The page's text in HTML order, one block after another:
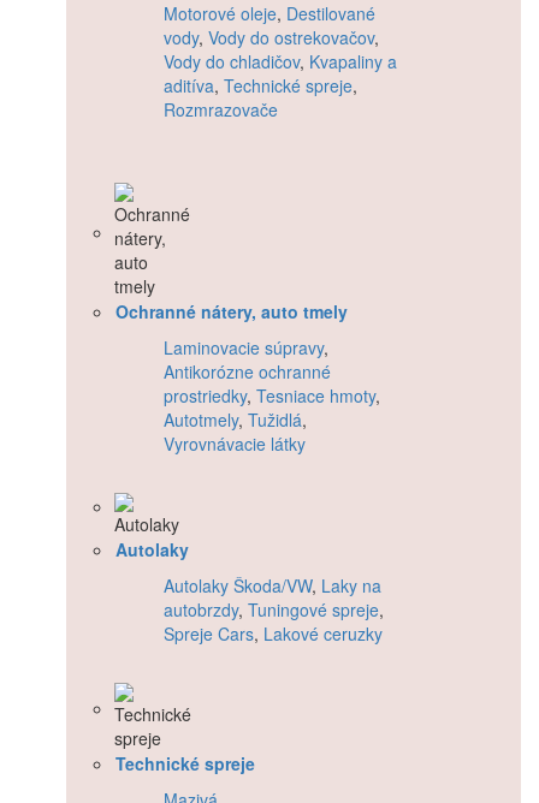
Motorové oleje, Destilované
vody, Vody do ostrekovačov,
Vody do chladičov, Kvapaliny a
aditíva, Technické spreje,
Rozmrazovače
Ochranné nátery, auto tmely
Laminovacie súpravy,
Antikorózne ochranné
prostriedky, Tesniace hmoty,
Autotmely, Tužidlá,
Vyrovnávacie látky
Autolaky
Autolaky Škoda/VW, Laky na
autobrzdy, Tuningové spreje,
Spreje Cars, Lakové ceruzky
Technické spreje